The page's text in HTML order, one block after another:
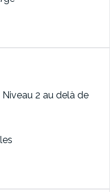
2 au delà de